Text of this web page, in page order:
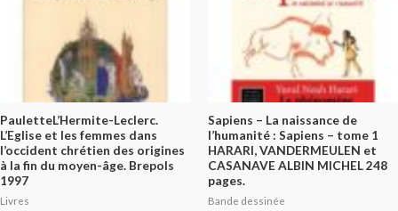
PauletteL’Hermite-Leclerc.
L’Eglise et les femmes dans
l’occident chrétien des origines
à la fin du moyen-âge. Brepols
1997
Livres
Sapiens – La naissance de
l’humanité : Sapiens – tome 1
HARARI, VANDERMEULEN et
CASANAVE ALBIN MICHEL 248
pages.
Bande dessinée